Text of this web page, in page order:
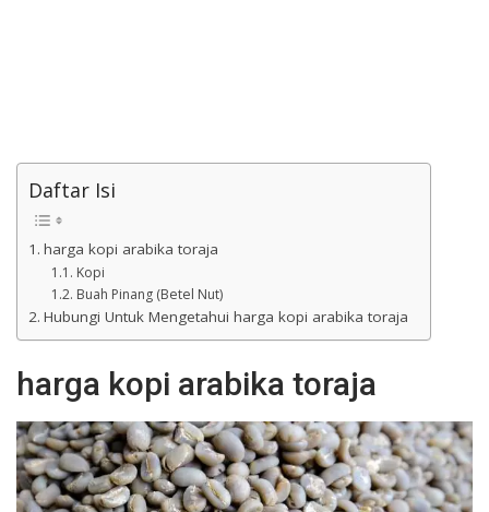
Daftar Isi
harga kopi arabika toraja
Kopi
Buah Pinang (Betel Nut)
Hubungi Untuk Mengetahui harga kopi arabika toraja
harga kopi arabika toraja